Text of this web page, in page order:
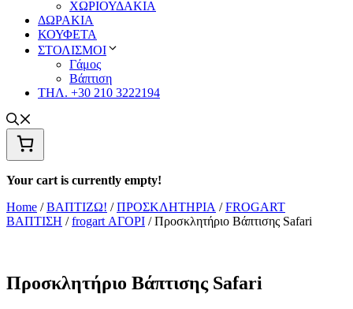
ΧΩΡΙΟΥΔΑΚΙΑ
ΔΩΡΑΚΙΑ
ΚΟΥΦΕΤΑ
ΣΤΟΛΙΣΜΟΙ
Γάμος
Βάπτιση
ΤΗΛ. +30 210 3222194
Your cart is currently empty!
Home /ΒΑΠΤΙΖΩ! /ΠΡΟΣΚΛΗΤΗΡΙΑ /FROGART
ΒΑΠΤΙΣΗ /frogart ΑΓΟΡΙ / Προσκλητήριο Βάπτισης Safari
Προσκλητήριο Βάπτισης Safari